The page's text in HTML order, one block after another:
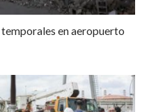
en aeropuerto